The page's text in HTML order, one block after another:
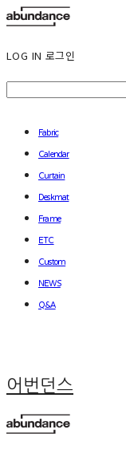
LOG IN 로그인
Fabric
Calendar
Curtain
Deskmat
Frame
ETC
Custom
NEWS
Q&A
어번던스